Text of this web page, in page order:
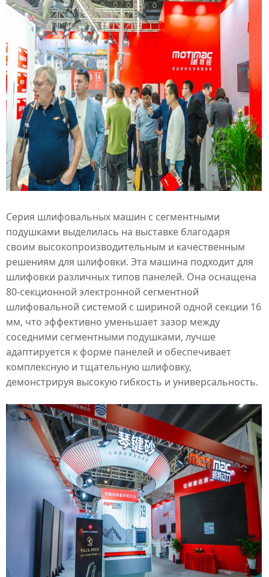
Серия шлифовальных машин с сегментными
подушками выделилась на выставке благодаря
своим высокопроизводительным и качественным
решениям для шлифовки. Эта машина подходит для
шлифовки различных типов панелей. Она оснащена
80-секционной электронной сегментной
шлифовальной системой с шириной одной секции 16
мм, что эффективно уменьшает зазор между
соседними сегментными подушками, лучше
адаптируется к форме панелей и обеспечивает
комплексную и тщательную шлифовку,
демонстрируя высокую гибкость и универсальность.